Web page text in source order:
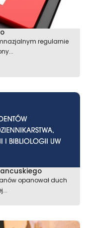
regularnie
opanował duch